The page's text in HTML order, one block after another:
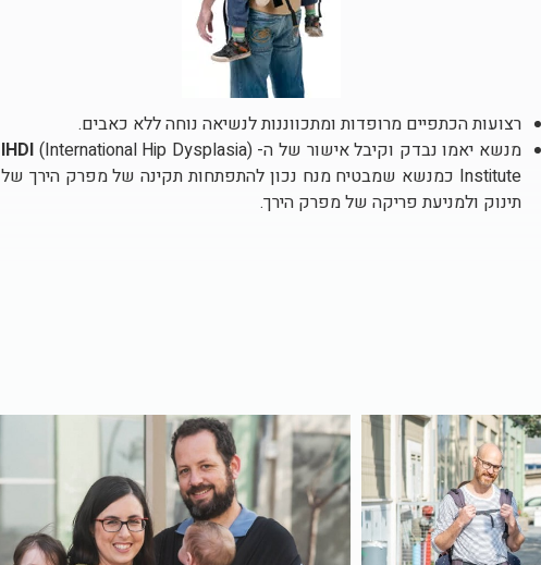
רצועות הכתפיים מרופדות ומתכווננות לנשיאה נוחה ללא כאבים.
מנשא יאמו נבדק וקיבל אישור של ה- (
IHDI (International Hip Dysplasia
Institute כמנשא שמבטיח מנח נכון להתפתחות תקינה של מפרק הירך של
תינוק ולמניעת פריקה של מפרק הירך.